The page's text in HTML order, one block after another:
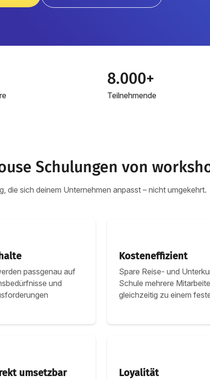
8.000+
Teilnehmende
Schulungen von
die sich deinem Unternehmen anpasst – nicht umgekehrt.
passgenau auf
und
Kosteneffizient
Spare Reise- und
Schule mehrere
gleichzeitig zu einem
umsetzbar Loyalität